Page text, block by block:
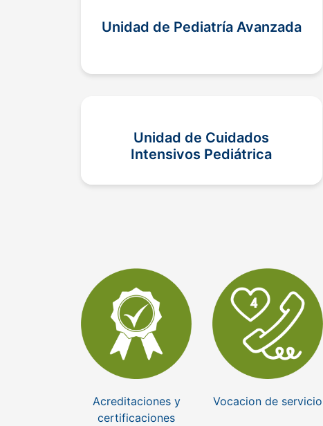
Unidad de Pediatría Avanzada
Unidad de Cuidados
Intensivos Pediátrica
Acreditaciones y
certificaciones
Vocacion de servicio